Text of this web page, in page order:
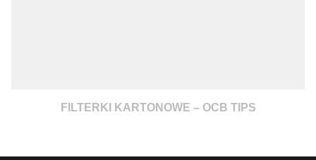
FILTERKI KARTONOWE – OCB TIPS